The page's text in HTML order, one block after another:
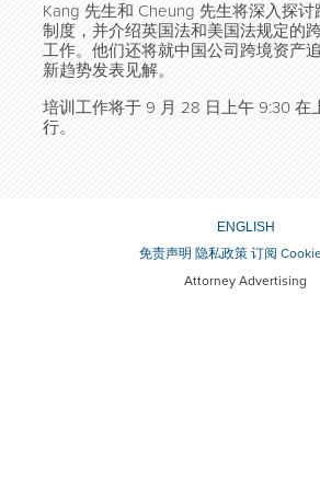
Kang 先生和 Cheung 先生将深入探
制度，并介绍英国法和美国法规定的
工作。他们还将就中国公司跨境资产
新趋势发表见解。
培训工作将于 9 月 28 日上午 9:30 在
行。
ENGLISH
免责声明 隐私政策 订阅
Attorney Advertising